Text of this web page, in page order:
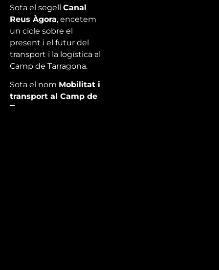
Sota el segell Canal
Reus Àgora, encetem
un cicle sobre el
present i el futur del
transport i la logística al
Camp de Tarragona.
Sota el nom Mobilitat i
transport al Camp de
Tarragona